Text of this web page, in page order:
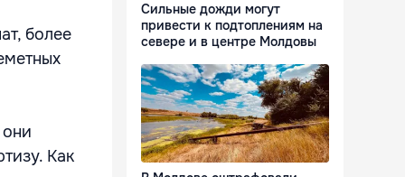
более
Как
Сильные дожди могут
привести к подтоплениям на
севере и в центре Молдовы